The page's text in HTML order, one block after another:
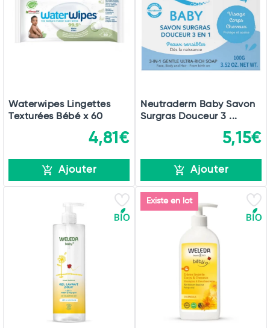
Waterwipes Lingettes
Texturées Bébé x 60
4,81€
Ajouter
Neutraderm Baby Savon
Surgras Douceur 3 ...
5,15€
Ajouter
Existe en lot